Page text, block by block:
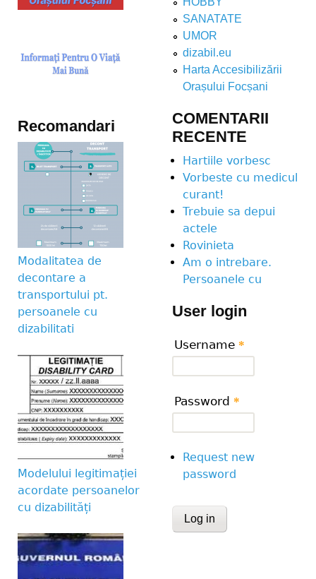
Recomandari
Modalitatea de
decontare a
transportului pt.
persoanele cu
dizabilitati
Modelului legitimației
acordate persoanelor
cu dizabilități
SANATATE
UMOR
dizabil.eu
Harta Accesibilizării
Orașului Focșani
COMENTARII
RECENTE
Hartiile vorbesc
Vorbeste cu medicul
curant!
Trebuie sa depui
actele
Rovinieta
Am o intrebare.
Persoanele cu
User login
Username *
Password *
Request new
password
CAPTCHA